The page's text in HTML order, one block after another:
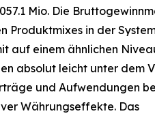
Mio. Die
Produktmixes in der
auf einem ähnlichen
absolut leicht unter dem
und Aufwendungen
Währungseffekte. Das